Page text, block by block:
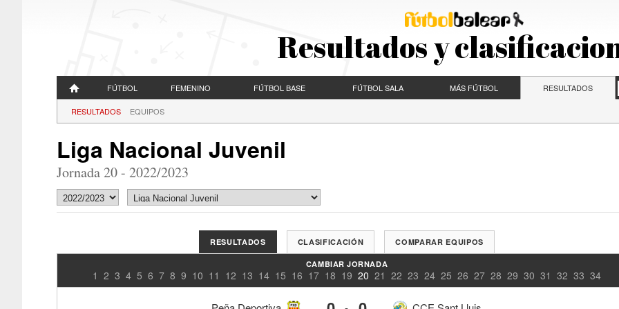
Resultados y
FÚTBOL FEMENINO FÚTBOL BASE FÚTBOL SALA MÁS FÚTBOL RESULTADOS
RESULTADOS EQUIPOS
Liga Nacional Juvenil
Jornada 20 - 2022/2023
RESULTADOS CLASIFICACIÓN COMPARAR EQUIPOS
CAMBIAR JORNADA
1 2 3 4 5 6 7 8 9 10 11 12 13 14 15 16 17 18 19 20 21 22 23 24 25 26 27 28 29 30 31 32 33 34